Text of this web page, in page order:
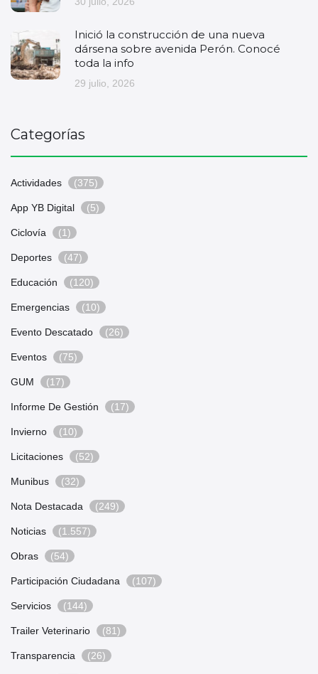
Inició la construcción de una nueva
dársena sobre avenida Perón. Conocé
toda la info
29 julio, 2026
Categorías
Actividades (375)
App YB Digital (5)
Ciclovía (1)
Deportes (47)
Educación (120)
Emergencias (10)
Evento Descatado (26)
Eventos (75)
GUM (17)
Informe De Gestión (17)
Invierno (10)
Licitaciones (52)
Munibus (32)
Nota Destacada (249)
Noticias (1.557)
Obras (54)
Participación Ciudadana (107)
Servicios (144)
Trailer Veterinario (81)
Transparencia (26)